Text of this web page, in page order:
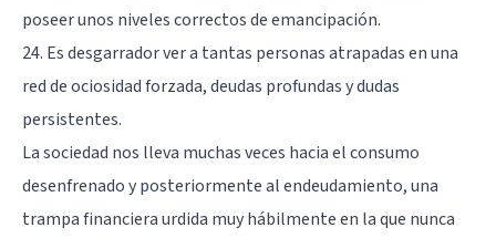
poseer unos niveles correctos de emancipación.
24. Es desgarrador ver a tantas personas atrapadas en una
red de ociosidad forzada, deudas profundas y dudas
persistentes.
La sociedad nos lleva muchas veces hacia el consumo
desenfrenado y posteriormente al endeudamiento, una
trampa financiera urdida muy hábilmente en la que nunca